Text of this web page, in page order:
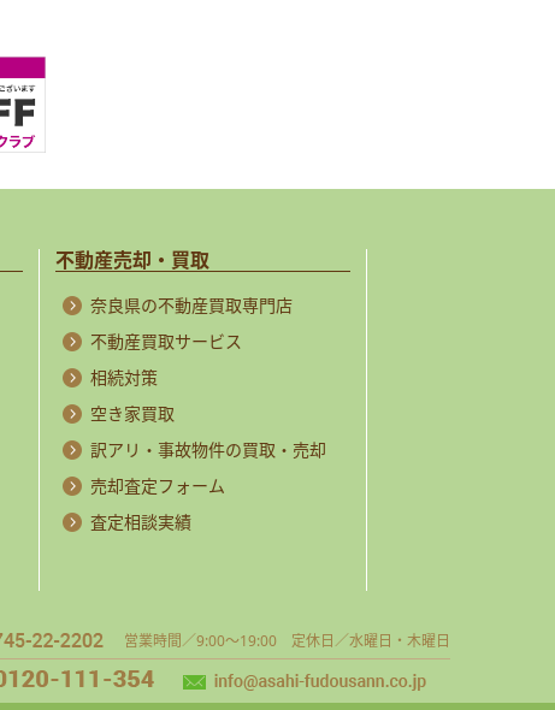
不動産売却・買取
奈良県の不動産買取専門店
不動産買取サービス
相続対策
空き家買取
訳アリ・事故物件の買取・売却
売却査定フォーム
査定相談実績
営業時間／9:00～19:00 定休日／水曜日・木曜日